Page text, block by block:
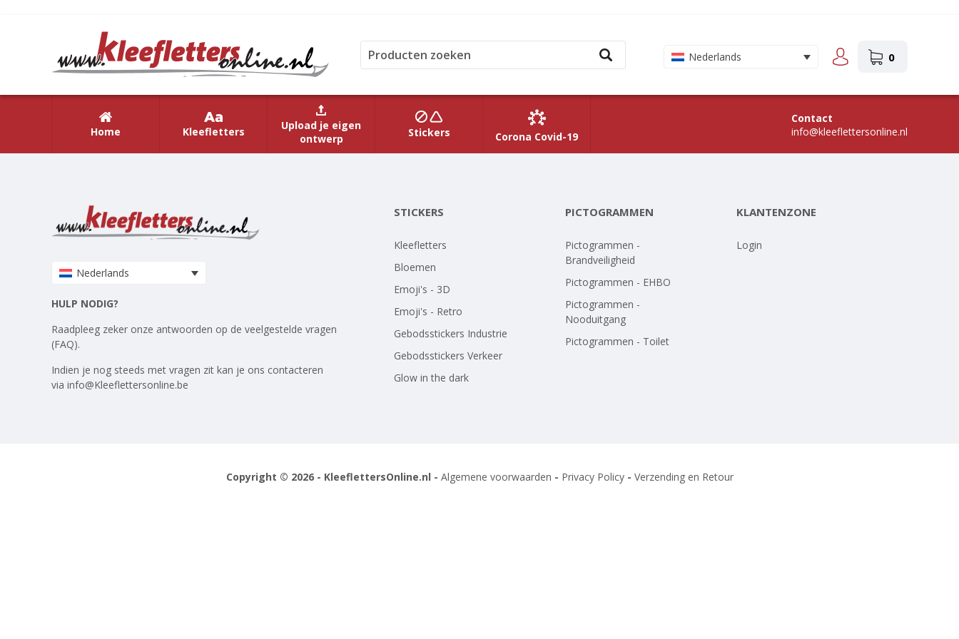
Nederlands 0
Home Kleefletters
Upload je eigen
ontwerp
Stickers Corona Covid-19
Contact
info@kleeflettersonline.nl
Nederlands
HULP NODIG?
Raadpleeg zeker onze antwoorden op de veelgestelde vragen
(FAQ).
Indien je nog steeds met vragen zit kan je ons contacteren
via info@Kleeflettersonline.be
STICKERS
Kleefletters
Bloemen
Emoji's - 3D
Emoji's - Retro
Gebodsstickers Industrie
Gebodsstickers Verkeer
Glow in the dark
PICTOGRAMMEN
Pictogrammen -
Brandveiligheid
Pictogrammen - EHBO
Pictogrammen -
Nooduitgang
Pictogrammen - Toilet
KLANTENZONE
Login
Copyright © 2026 - KleeflettersOnline.nl - Algemene voorwaarden - Privacy Policy- Verzending en Retour